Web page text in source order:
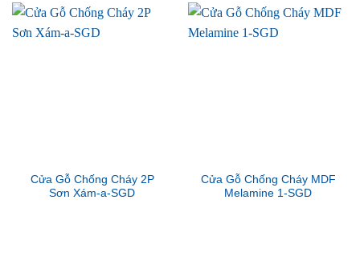
Cửa Gỗ Chống Cháy 2P
Sơn Xám-a-SGD
Cửa Gỗ Chống Cháy MDF
Melamine 1-SGD